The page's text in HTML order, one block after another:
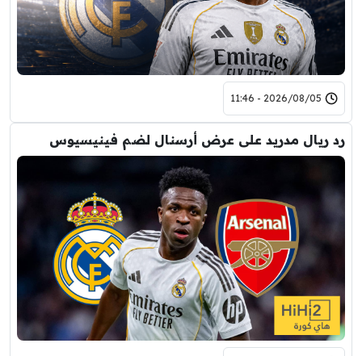
2026/08/05 - 11:46
رد ريال مدريد على عرض أرسنال لضم فينيسيوس